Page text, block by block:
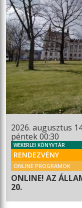
2026. augusztus
péntek 00:30
WEKERLEI KÖNYVTÁR
RENDEZVÉNY
ONLINE PROGRAMOK
ONLINE! AZ
20.